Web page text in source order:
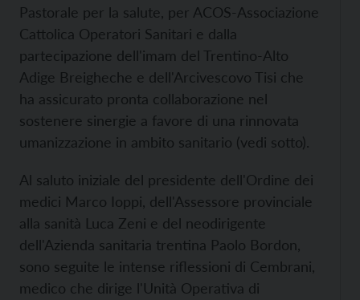
Pastorale per la salute, per ACOS-Associazione
Cattolica Operatori Sanitari e dalla
partecipazione dell'imam del Trentino-Alto
Adige Breigheche e dell'Arcivescovo Tisi che
ha assicurato pronta collaborazione nel
sostenere sinergie a favore di una rinnovata
umanizzazione in ambito sanitario (vedi sotto).
Al saluto iniziale del presidente dell'Ordine dei
medici Marco Ioppi, dell'Assessore provinciale
alla sanità Luca Zeni e del neodirigente
dell'Azienda sanitaria trentina Paolo Bordon,
sono seguite le intense riflessioni di Cembrani,
medico che dirige l'Unità Operativa di